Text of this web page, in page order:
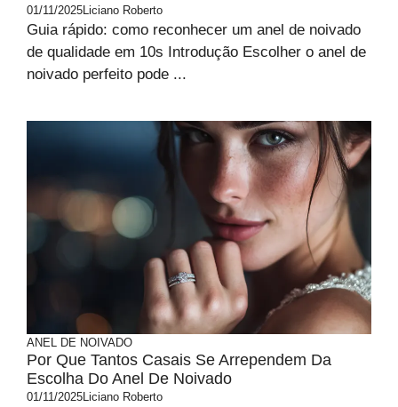
01/11/2025Liciano Roberto
Guia rápido: como reconhecer um anel de noivado
de qualidade em 10s Introdução Escolher o anel de
noivado perfeito pode ...
ANEL DE NOIVADO
Por Que Tantos Casais Se Arrependem Da
Escolha Do Anel De Noivado
01/11/2025Liciano Roberto